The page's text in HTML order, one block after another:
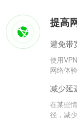
提高
避免带
使用
网络体验
减少延
在某些
径，减